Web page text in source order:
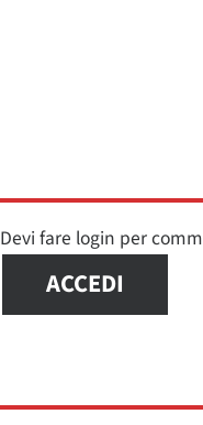
Devi fare login per
ACCEDI